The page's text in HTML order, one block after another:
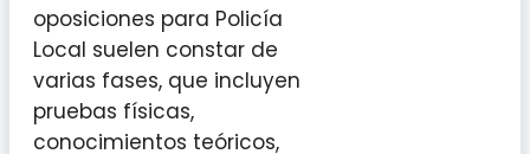
oposiciones para Policía
Local suelen constar de
varias fases, que incluyen
pruebas físicas,
conocimientos teóricos,